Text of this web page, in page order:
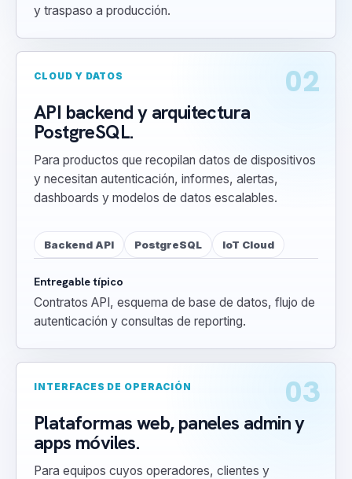
y traspaso a producción.
02
CLOUD Y DATOS
API backend y arquitectura
PostgreSQL.
Para productos que recopilan datos de dispositivos
y necesitan autenticación, informes, alertas,
dashboards y modelos de datos escalables.
Backend API PostgreSQL IoT Cloud
Entregable típico
Contratos API, esquema de base de datos, flujo de
autenticación y consultas de reporting.
03
INTERFACES DE OPERACIÓN
Plataformas web, paneles admin y
apps móviles.
Para equipos cuyos operadores, clientes y